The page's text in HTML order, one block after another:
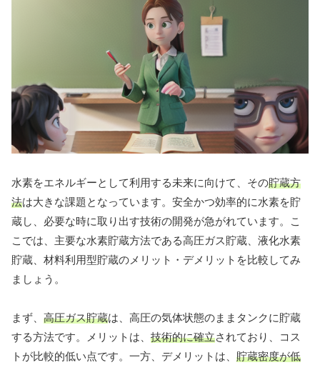
水素をエネルギーとして利用する未来に向けて、その貯蔵方
法は大きな課題となっています。安全かつ効率的に水素を貯
蔵し、必要な時に取り出す技術の開発が急がれています。こ
こでは、主要な水素貯蔵方法である高圧ガス貯蔵、液化水素
貯蔵、材料利用型貯蔵のメリット・デメリットを比較してみ
ましょう。
まず、 高圧ガス貯蔵は、高圧の気体状態のままタンクに貯蔵
する方法です。メリットは、 技術的に確立されており、コス
トが比較的低い点です。一方、デメリットは、 貯蔵密度が低